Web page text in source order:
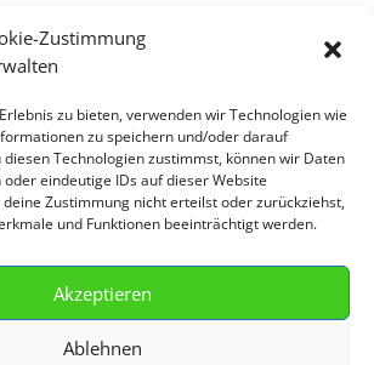
Zustimmung
zu bieten, verwenden wir Technologien wie
zu speichern und/oder darauf
Technologien zustimmst, können wir Daten
eindeutige IDs auf dieser Website
Zustimmung nicht erteilst oder zurückziehst,
und Funktionen beeinträchtigt werden.
Akzeptieren
Ablehnen
nächsten Kommentar speichern.